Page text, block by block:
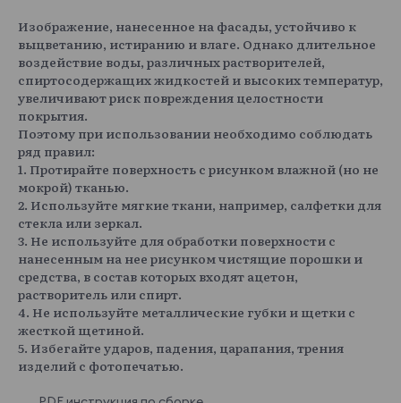
Изображение, нанесенное на фасады, устойчиво к
выцветанию, истиранию и влаге. Однако длительное
воздействие воды, различных растворителей,
спиртосодержащих жидкостей и высоких температур,
увеличивают риск повреждения целостности
покрытия.
Поэтому при использовании необходимо соблюдать
ряд правил:
1. Протирайте поверхность с рисунком влажной (но не
мокрой) тканью.
2. Используйте мягкие ткани, например, салфетки для
стекла или зеркал.
3. Не используйте для обработки поверхности с
нанесенным на нее рисунком чистящие порошки и
средства, в состав которых входят ацетон,
растворитель или спирт.
4. Не используйте металлические губки и щетки с
жесткой щетиной.
5. Избегайте ударов, падения, царапания, трения
изделий с фотопечатью.